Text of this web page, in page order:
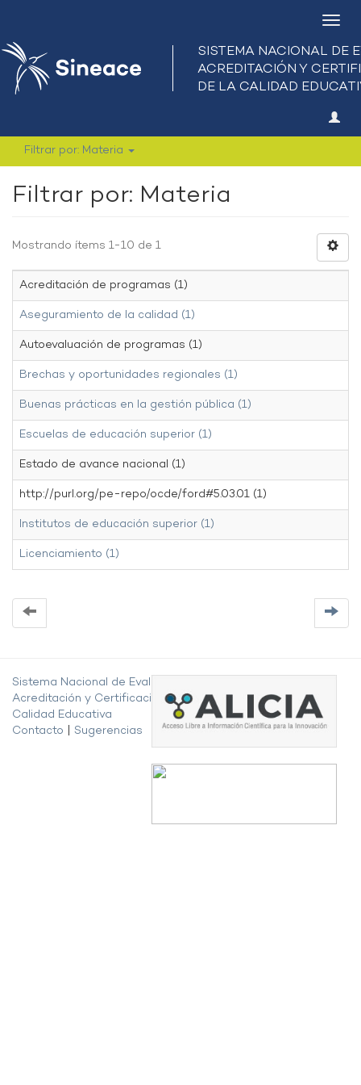
Filtrar por: Materia
Filtrar por: Materia
Mostrando ítems 1-10 de 1
Acreditación de programas (1)
Aseguramiento de la calidad (1)
Autoevaluación de programas (1)
Brechas y oportunidades regionales (1)
Buenas prácticas en la gestión pública (1)
Escuelas de educación superior (1)
Estado de avance nacional (1)
http://purl.org/pe-repo/ocde/ford#5.03.01 (1)
Institutos de educación superior (1)
Licenciamiento (1)
Sistema Nacional de Evaluación,
Acreditación y Certificación de la
Calidad Educativa
Contacto
Sugerencias